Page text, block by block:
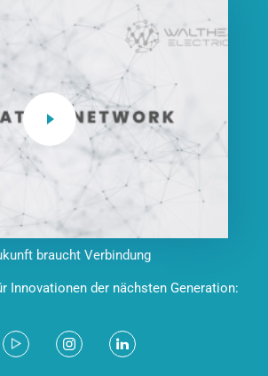
braucht Verbindung
Innovationen der nächsten Generation: